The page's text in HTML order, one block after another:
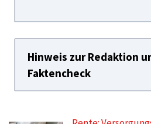
Hinweis zur Redaktion
Faktencheck